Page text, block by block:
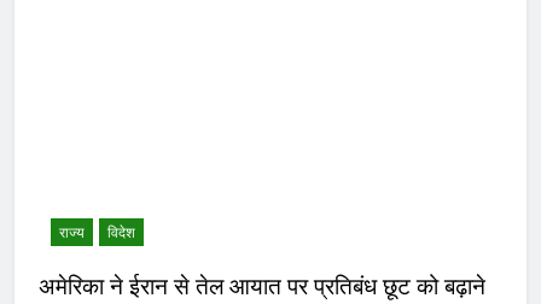
राज्य विदेश
अमेरिका ने ईरान से तेल आयात पर प्रतिबंध छूट को बढ़ाने